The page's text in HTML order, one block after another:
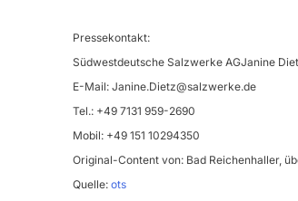
Pressekontakt:
Südwestdeutsche Salzwerke AGJanine
E-Mail: Janine.Dietz@salzwerke.de
Tel.: +49 7131 959-2690
Mobil: +49 151 10294350
Original-Content von: Bad Reichenhaller,
Quelle: ots